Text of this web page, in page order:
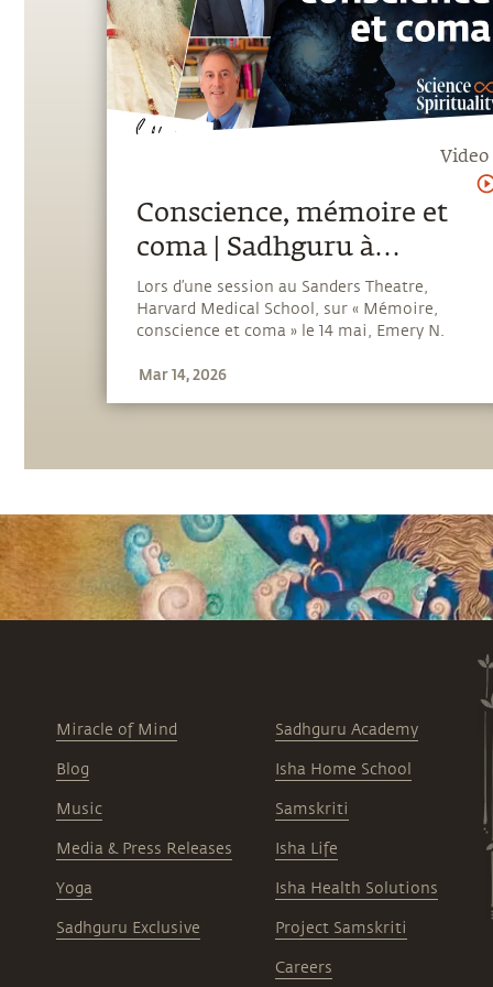
Video
Conscience, mémoire et
coma | Sadhguru à
Harvard Medical School
Lors d’une session au Sanders Theatre,
Harvard Medical School, sur « Mémoire,
conscience et coma » le 14 mai, Emery N.
Warren M. Zapol à la Harvard Medical School
Medical College, New York, sollicitent les
contributions de Sadhguru sur divers aspects
de l’anesthésie, le cerveau et la science. 💡
Une discussion fascinante à la frontière de la
neuroscience, de la médecine et de la
Mar 14, 2026
Miracle of Mind
Blog
Music
Media & Press Releases
Yoga
Sadhguru Exclusive
Sadhguru Academy
Isha Home School
Samskriti
Isha Life
Isha Health Solutions
Project Samskriti
Careers